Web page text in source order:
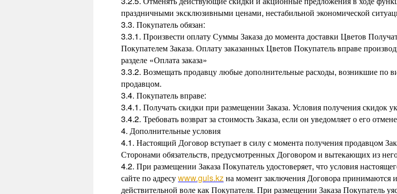
праздничными эксклюзивными ценами, нестабильной экономической
3.3. Покупатель обязан:
3.3.1. Произвести оплату Суммы Заказа до момента доставки Цветов
Покупателем Заказа. Оплату заказанных Цветов Покупатель вправе
разделе «Оплата заказа»
3.3.2. Возмещать продавцу любые дополнительные расходы, возникшие по
продавцом.
3.4. Покупатель вправе:
3.4.1. Получать скидки при размещении Заказа. Условия получения скидок
3.4.2. Требовать возврат за стоимость Заказа, если он уведомляет о его
4. Дополнительные условия
4.1. Настоящий Договор вступает в силу с момента получения продавцом
Сторонами обязательств, предусмотренных Договором и вытекающих из
4.2. При размещении Заказа Покупатель удостоверяет, что условия
сайте по адресуwww.guls.kzна момент заключения Договора принимаются
действительной воле как Покупателя. При размещении Заказа Покупатель